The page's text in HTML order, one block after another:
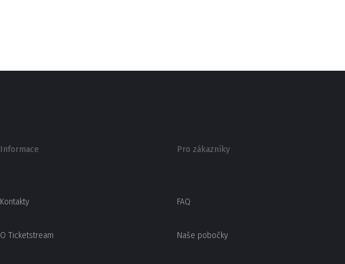
Informace
Kontakty
O Ticketstream
Pro zákazníky
FAQ
Naše pobočky